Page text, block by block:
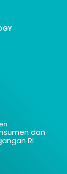
dan
RI